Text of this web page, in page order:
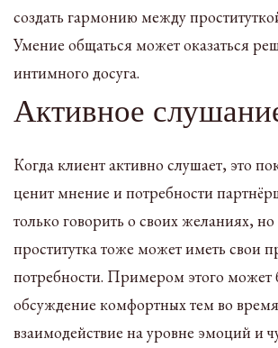
создать гармонию между
Умение общаться может оказаться
интимного досуга.
Активное
Когда клиент активно слушает, это
ценит мнение и потребности
только говорить о своих желаниях, но
проститутка тоже может иметь свои
потребности. Примером этого может
обсуждение комфортных тем во
взаимодействие на уровне эмоций и